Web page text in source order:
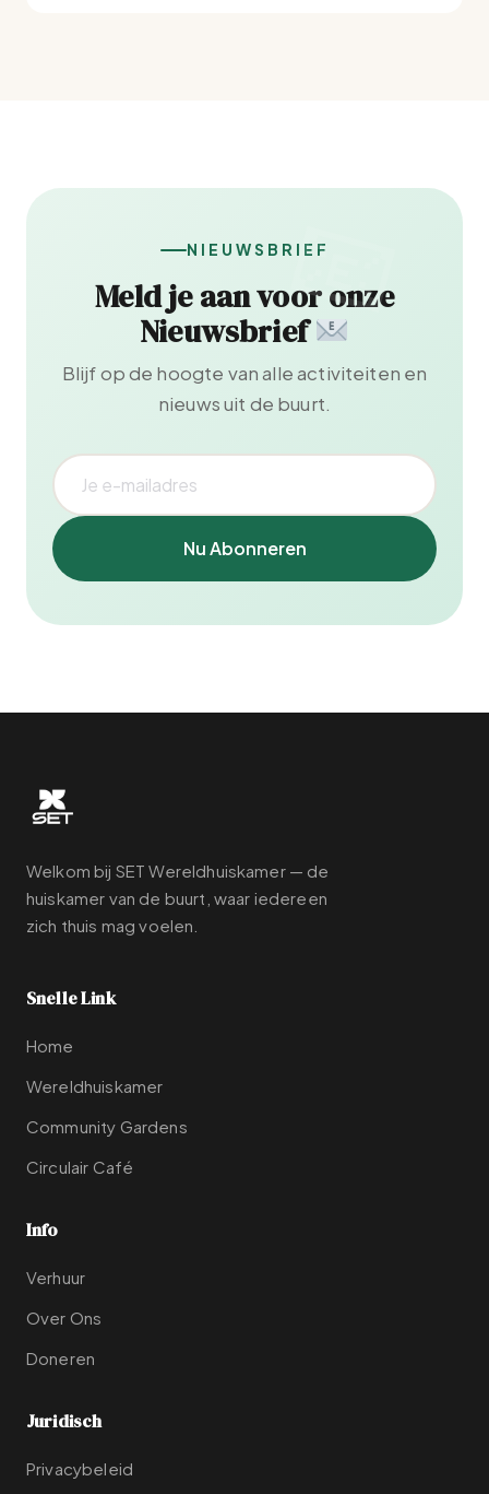
NIEUWSBRIEF
Meld je aan voor onze
Nieuwsbrief
Blijf op de hoogte van alle activiteiten en
nieuws uit de buurt.
Nu Abonneren
Welkom bij SET Wereldhuiskamer — de
huiskamer van de buurt, waar iedereen
zich thuis mag voelen.
Snelle Link
Home
Wereldhuiskamer
Community Gardens
Circulair Café
Info
Verhuur
Over Ons
Doneren
Juridisch
Privacybeleid